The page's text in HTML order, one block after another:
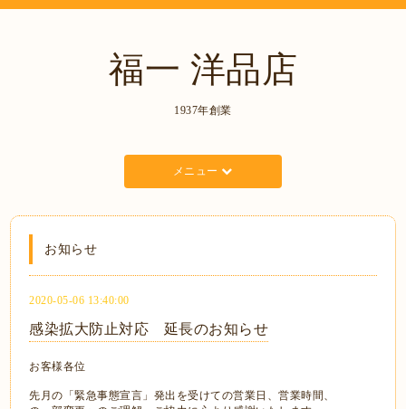
福一 洋品店
1937年創業
メニュー
お知らせ
2020-05-06 13:40:00
感染拡大防止対応 延長のお知らせ
お客様各位
先月の「緊急事態宣言」発出を受けての営業日、営業時間、